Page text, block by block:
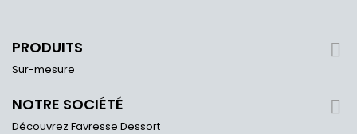
PRODUITS 
Sur-mesure
NOTRE SOCIÉTÉ 
Découvrez Favresse Dessort